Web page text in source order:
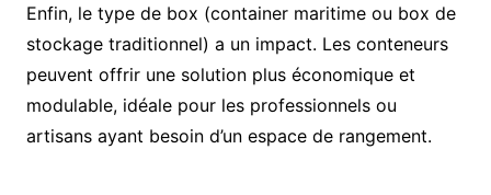
Enfin, le type de box (container maritime ou box de
stockage traditionnel) a un impact. Les conteneurs
peuvent offrir une solution plus économique et
modulable, idéale pour les professionnels ou
artisans ayant besoin d’un espace de rangement.